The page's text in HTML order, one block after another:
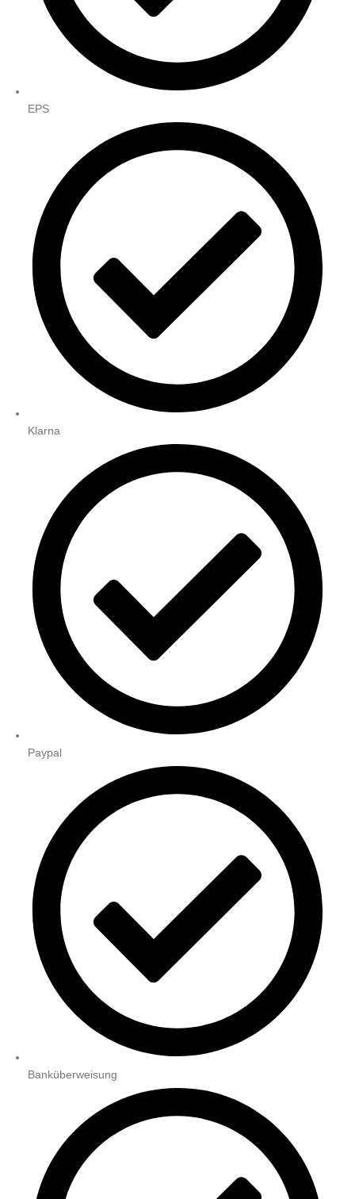
EPS
Klarna
Paypal
Banküberweisung